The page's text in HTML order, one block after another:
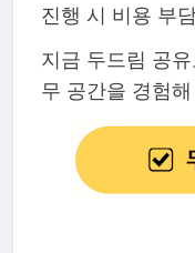
진행 시 비용 부
지금 두드림 공
무 공간을 경험